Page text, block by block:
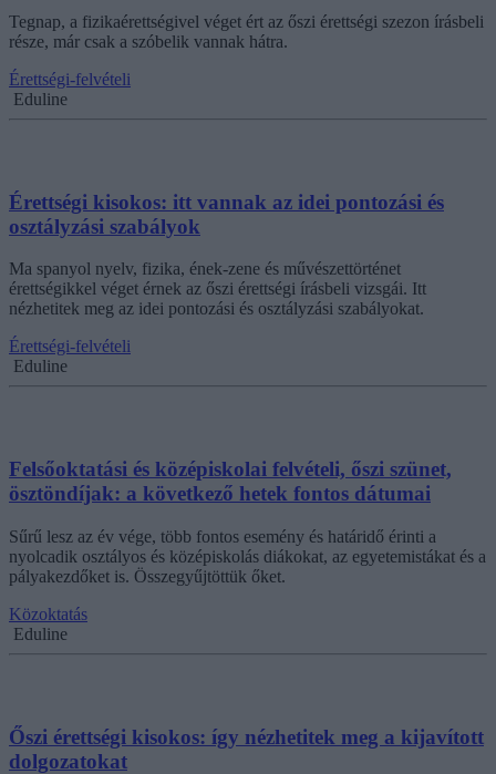
Tegnap, a fizikaérettségivel véget ért az őszi érettségi szezon írásbeli
része, már csak a szóbelik vannak hátra.
Érettségi-felvételi
Eduline
Érettségi kisokos: itt vannak az idei pontozási és
osztályzási szabályok
Ma spanyol nyelv, fizika, ének-zene és művészettörténet
érettségikkel véget érnek az őszi érettségi írásbeli vizsgái. Itt
nézhetitek meg az idei pontozási és osztályzási szabályokat.
Érettségi-felvételi
Eduline
Felsőoktatási és középiskolai felvételi, őszi szünet,
ösztöndíjak: a következő hetek fontos dátumai
Sűrű lesz az év vége, több fontos esemény és határidő érinti a
nyolcadik osztályos és középiskolás diákokat, az egyetemistákat és a
pályakezdőket is. Összegyűjtöttük őket.
Közoktatás
Eduline
Őszi érettségi kisokos: így nézhetitek meg a kijavított
dolgozatokat